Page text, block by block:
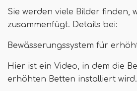
Sie werden viele Bilder finden,
zusammenfügt. Details bei:
Bewässerungssystem für
Hier ist ein Video, in dem die
erhöhten Betten installiert